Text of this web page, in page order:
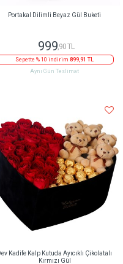
Portakal Dilimli Beyaz Gül Buketi
999,90 TL
Sepette % 10 indirim 899,91 TL
Aynı Gün Teslimat
Kadife Kalp Kutuda Ayıcıklı Çikolatalı
Kırmızı Gül